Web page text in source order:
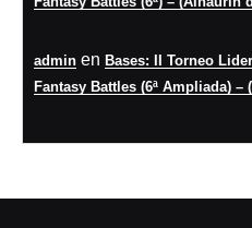
admin en Bases: II Torneo
Fantasy Battles (6ª Ampliada) –